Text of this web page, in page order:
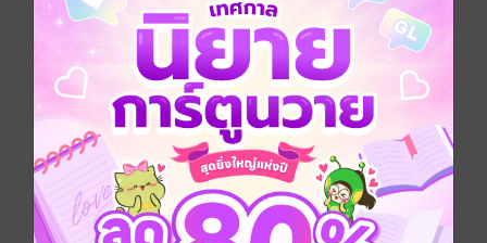
อยากได้ ซื้อเป็นของขวัญ ติดตาม
ท่านจะได้รับความสนุกสนานเพลิดเพลินในการเที่ยวงาน
ลอยกระทงแบบออนไลน์ เมื่อได้ไปกับหนังสือเล่มนี้อย่างที่
ไม่เคยมีมาก่อน